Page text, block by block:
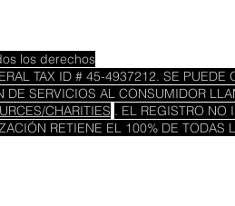
los derechos
TAX ID # 45-4937212. SE PUEDE
SERVICIOS AL CONSUMIDOR
CHARITIES . EL REGISTRO NO
RETIENE EL 100% DE TODAS